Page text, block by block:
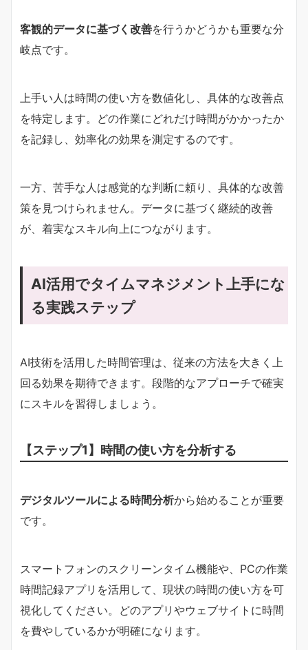
客観的データに基づく改善を行うかどうかも重要な分
岐点です。
上手い人は時間の使い方を数値化し、具体的な改善点
を特定します。どの作業にどれだけ時間がかかったか
を記録し、効率化の効果を測定するのです。
一方、苦手な人は感覚的な判断に頼り、具体的な改善
策を見つけられません。データに基づく継続的改善
が、着実なスキル向上につながります。
AI活用でタイムマネジメント上手にな
る実践ステップ
AI技術を活用した時間管理は、従来の方法を大きく上
回る効果を期待できます。段階的なアプローチで確実
にスキルを習得しましょう。
【ステップ1】時間の使い方を分析する
デジタルツールによる時間分析から始めることが重要
です。
スマートフォンのスクリーンタイム機能や、PCの作業
時間記録アプリを活用して、現状の時間の使い方を可
視化してください。どのアプリやウェブサイトに時間
を費やしているかが明確になります。